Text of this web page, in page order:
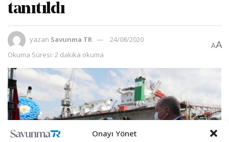
Onayı Yönet
tanıtıldı
yazan Savunma TR
24/08/2020
Okuma Süresi: 2 dakika okuma
AA